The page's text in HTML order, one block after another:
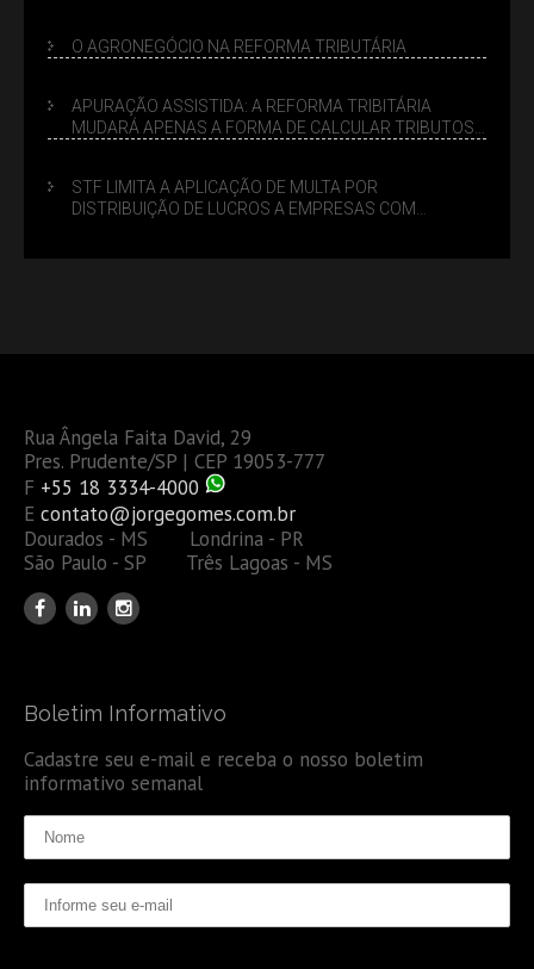
O AGRONEGÓCIO NA REFORMA TRIBUTÁRIA
APURAÇÃO ASSISTIDA: A REFORMA TRIBITÁRIA
MUDARÁ APENAS A FORMA DE CALCULAR TRIBUTOS
STF LIMITA A APLICAÇÃO DE MULTA POR
DISTRIBUIÇÃO DE LUCROS A EMPRESAS COM
Rua Ângela Faita David, 29
Pres. Prudente/SP | CEP 19053-777
F +55 18 3334-4000
E contato@jorgegomes.com.br
Dourados - MS Londrina - PR
São Paulo - SP Três Lagoas - MS
Boletim Informativo
Cadastre seu e-mail e receba o nosso boletim
informativo semanal